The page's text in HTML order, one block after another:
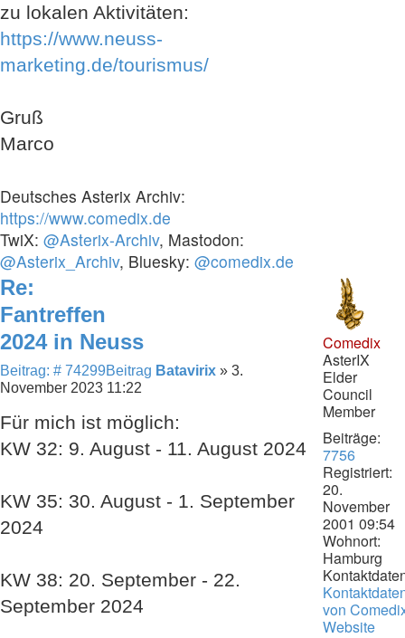
zu lokalen Aktivitäten:
https://www.neuss-
marketing.de/tourismus/
Gruß
Marco
Deutsches Asterix Archiv:
https://www.comedix.de
TwiX: @Asterix-Archiv, Mastodon:
@Asterix_Archiv, Bluesky: @comedix.de
Re:
Fantreffen
2024 in Neuss
Beitrag: # 74299Beitrag Batavirix » 3.
November 2023 11:22
Für mich ist möglich:
KW 32: 9. August - 11. August 2024
KW 35: 30. August - 1. September
2024
KW 38: 20. September - 22.
September 2024
Comedix
AsterIX
Elder
Council
Member
Beiträge:
7756
Registriert:
20.
November
2001 09:54
Wohnort:
Hamburg
von
Website